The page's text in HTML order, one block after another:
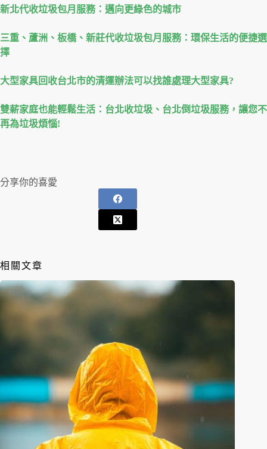
新北代收垃圾包月服務：邁向更綠色的城市
三重、蘆洲、板橋、新莊代收垃圾包月服務：環保生活的便捷選
擇
大型家具回收台北市的清運辦法可以找誰處理大型家具?
雙薪家庭也能輕鬆生活：台北收垃圾、台北倒垃圾服務，讓您不
再為垃圾煩惱!
分享你的喜愛
相關文章